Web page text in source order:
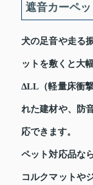
遮音カーペ
犬の足音や走る
ットを敷くと大
ΔLL（軽量床衝
れた建材や、防
応できます。
ペット対応品な
コルクマットや